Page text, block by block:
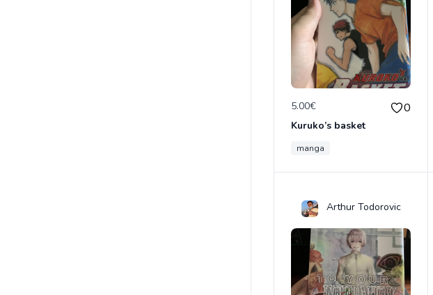
5.00€ 0
Kuruko’s basket
manga
Arthur Todorovic